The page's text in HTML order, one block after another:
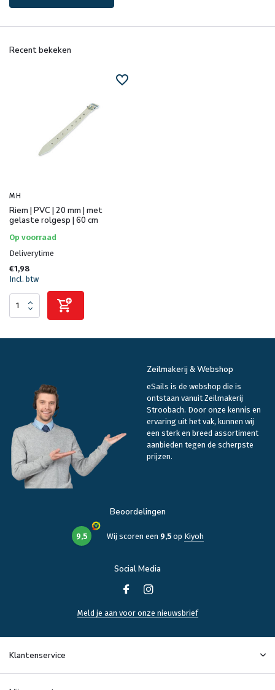
Recent bekeken
MH
Riem | PVC | 20 mm | met
gelaste rolgesp | 60 cm
Op voorraad
Deliverytime
€1,98
Incl. btw
Zeilmakerij & Webshop
eSails is de webshop die is
ontstaan vanuit Zeilmakerij
Stroobach. Door onze kennis en
ervaring uit het vak, kunnen wij
een sterk en breed assortiment
aanbieden tegen de scherpste
prijzen.
Beoordelingen
9,5 Wij scoren een 9,5op Kiyoh
Social Media
Meld je aan voor onze nieuwsbrief
Klantenservice